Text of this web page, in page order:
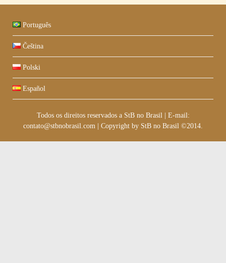
Português
Čeština
Polski
Español
Todos os direitos reservados a StB no Brasil
E-mail:
contato@stbnobrasil.com
Copyright by StB no Brasil ©2014.